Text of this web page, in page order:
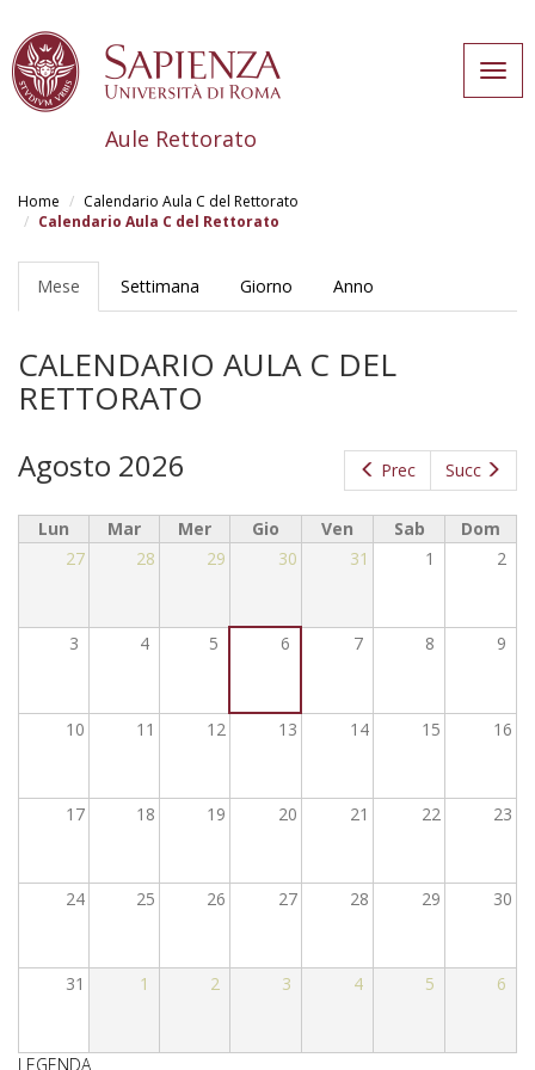
contenuto
Aule Rettorato
Home
Calendario Aula C del Rettorato
Calendario Aula C del Rettorato
Schede
primarie
Mese (scheda
attiva)
Settimana Giorno Anno
CALENDARIO AULA C DEL
RETTORATO
Prec Succ
Agosto 2026
Lun Mar Mer Gio Ven Sab
Dom
27
28 29 30 31 1 2
3 4 5 6 7 8 9
10 11 12 13 14 15 16
17 18 19 20 21 22 23
24 25 26 27 28 29 30
31 1 2 3 4 5 6
LEGENDA